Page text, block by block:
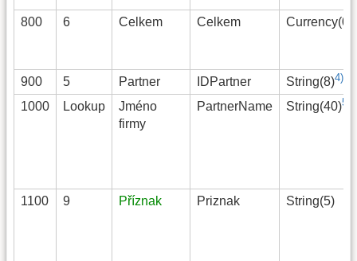
800 6 Celkem Celkem Currency(0)
900 5 Partner IDPartner String(8)4)
1000 Lookup
Jméno
firmy
PartnerName String(40)5)
1100 9 Příznak Priznak String(5)